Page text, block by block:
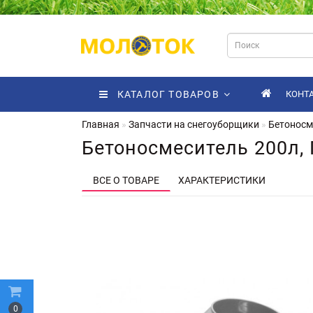
0
КАТАЛОГ ТОВАРОВ
Главная Запчасти на снегоуборщики
Бетоносмеситель
ВСЕ О ТОВАРЕ ХАРАКТЕРИСТИКИ